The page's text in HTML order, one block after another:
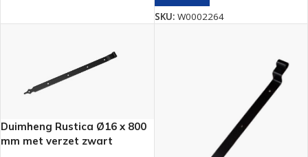
SKU: W0002264
Duimheng Rustica Ø16 x 800
mm met verzet zwart